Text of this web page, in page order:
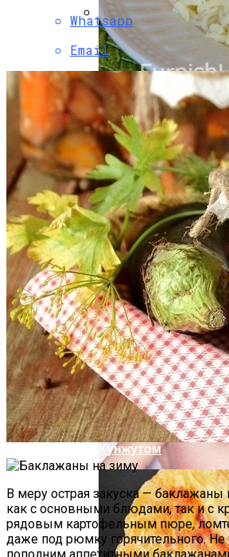
Почему Нельзя
Воду Для
Как Правильно
Лаковой Обувью
Маникюр
Паста С Семгой В
Мясной Рулет С
Кунжутом
Whatsapp
Email
В меру острая закуска —
как с основными блюдами, так и с
рядовым картофельным пюре,
даже под рюмку горячительного. Не
пополним аппетитными